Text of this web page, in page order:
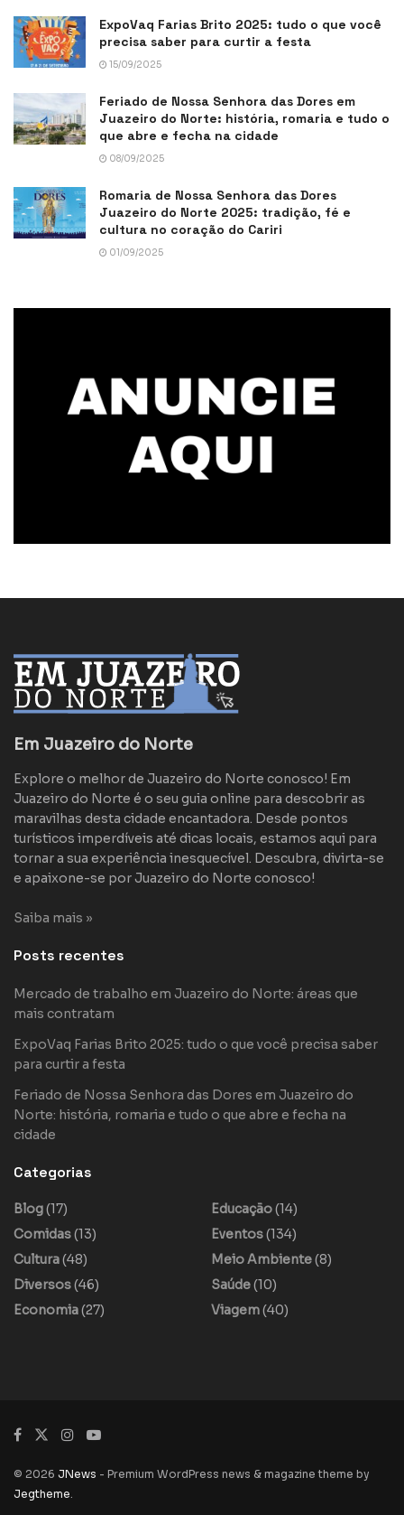
ExpoVaq Farias Brito 2025: tudo o que você
precisa saber para curtir a festa
15/09/2025
Feriado de Nossa Senhora das Dores em
Juazeiro do Norte: história, romaria e tudo o
que abre e fecha na cidade
08/09/2025
Romaria de Nossa Senhora das Dores
Juazeiro do Norte 2025: tradição, fé e
cultura no coração do Cariri
01/09/2025
Em Juazeiro do Norte
Explore o melhor de Juazeiro do Norte conosco! Em
Juazeiro do Norte é o seu guia online para descobrir as
maravilhas desta cidade encantadora. Desde pontos
turísticos imperdíveis até dicas locais, estamos aqui para
tornar a sua experiência inesquecível. Descubra, divirta-se
e apaixone-se por Juazeiro do Norte conosco!
Saiba mais »
Posts recentes
Mercado de trabalho em Juazeiro do Norte: áreas que
mais contratam
ExpoVaq Farias Brito 2025: tudo o que você precisa saber
para curtir a festa
Feriado de Nossa Senhora das Dores em Juazeiro do
Norte: história, romaria e tudo o que abre e fecha na
cidade
Categorias
Blog(17)
Comidas(13)
Cultura(48)
Diversos(46)
Economia(27)
Educação(14)
Eventos(134)
Meio Ambiente(8)
Saúde(10)
Viagem(40)
© 2026 JNews - Premium WordPress news & magazine theme by
Jegtheme.